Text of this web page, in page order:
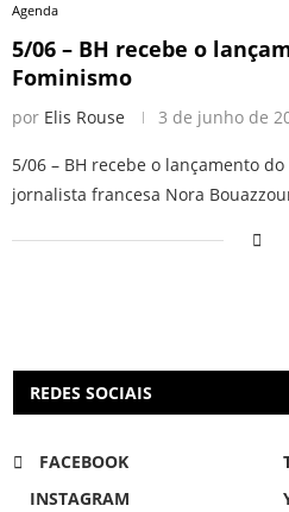
Agenda
5/06 – BH recebe o
Fominismo
por Elis Rouse 3 de junho de
5/06 – BH recebe o lançamento
jornalista francesa Nora
REDES SOCIAIS
FACEBOOK
INSTAGRAM